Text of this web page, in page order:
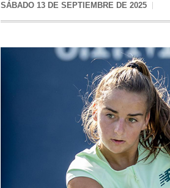
SÁBADO 13 DE SEPTIEMBRE DE 2025